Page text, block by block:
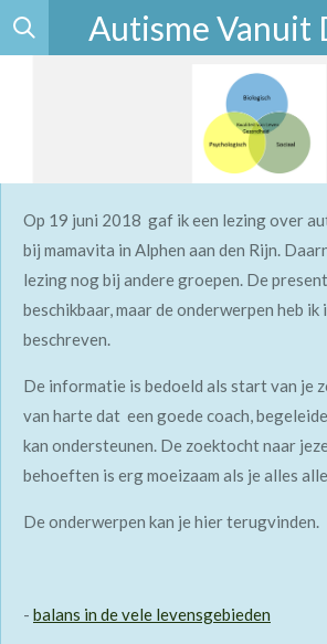
Ga
direct
Autisme Vanuit
Op 19 juni 2018 gaf ik een lezing over
bij mamavita in Alphen aan den Rijn.
lezing nog bij andere groepen. De
beschikbaar, maar de onderwerpen heb
beschreven.
De informatie is bedoeld als start van je
van harte dat een goede coach,
kan ondersteunen. De zoektocht naar
behoeften is erg moeizaam als je alles
De onderwerpen kan je hier terugvinden.
- balans in de vele levensgebieden